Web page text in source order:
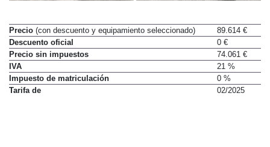
Precio(con descuento y equipamiento seleccionado)
89.614 €
Descuento oficial
0 €
Precio sin impuestos
74.061 €
IVA
21 %
Impuesto de matriculación
0 %